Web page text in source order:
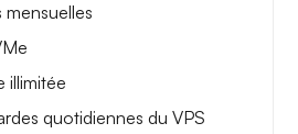
mensuelles
illimitée
quotidiennes du VPS